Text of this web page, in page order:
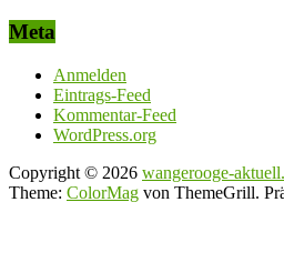
Meta
Anmelden
Eintrags-Feed
Kommentar-Feed
WordPress.org
Copyright © 2026 wangerooge-
Theme: ColorMag von ThemeGrill.